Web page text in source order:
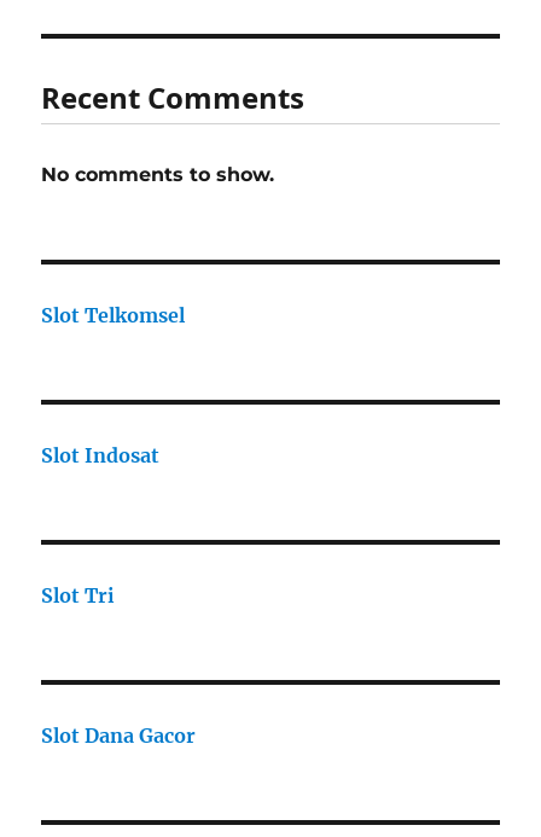
Recent Comments
No comments to show.
Slot Telkomsel
Slot Indosat
Slot Tri
Slot Dana Gacor